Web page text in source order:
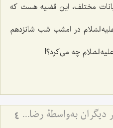
مختلف، این قضیه هست که
علیه‌السّلام در امشب شب شانزدهم
شراکت در أعمال خیر و شر دیگران به‌واسطۀ رضایت از آن عمل 4